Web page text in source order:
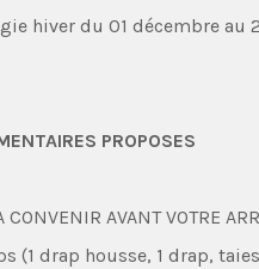
hiver du 01 décembre au
PROPOSES
AVANT VOTRE
(1 drap housse, 1 drap,